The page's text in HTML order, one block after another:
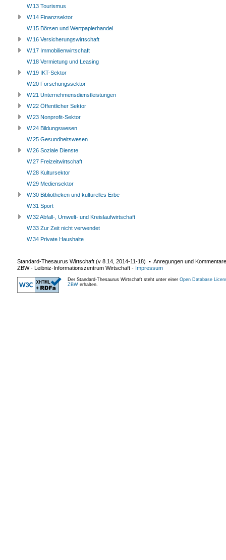
W.13 Tourismus
W.14 Finanzsektor
W.15 Börsen und Wertpapierhandel
W.16 Versicherungswirtschaft
W.17 Immobilienwirtschaft
W.18 Vermietung und Leasing
W.19 IKT-Sektor
W.20 Forschungssektor
W.21 Unternehmensdienstleistungen
W.22 Öffentlicher Sektor
W.23 Nonprofit-Sektor
W.24 Bildungswesen
W.25 Gesundheitswesen
W.26 Soziale Dienste
W.27 Freizeitwirtschaft
W.28 Kultursektor
W.29 Mediensektor
W.30 Bibliotheken und kulturelles Erbe
W.31 Sport
W.32 Abfall-, Umwelt- und Kreislaufwirtschaft
W.33 Zur Zeit nicht verwendet
W.34 Private Haushalte
Standard-Thesaurus Wirtschaft (v 8.14 2014-11-18) ▪ Anregungen und
ZBW - Leibniz-Informationszentrum Wirtschaft - Impressum
Der Standard-Thesaurus Wirtschaft steht unter einer Open Database
ZBW erhalten.